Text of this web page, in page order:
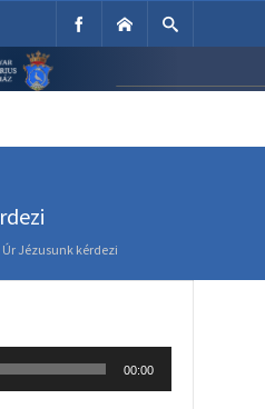
Egyház
Úr Jézusunk kérdezi
00:00